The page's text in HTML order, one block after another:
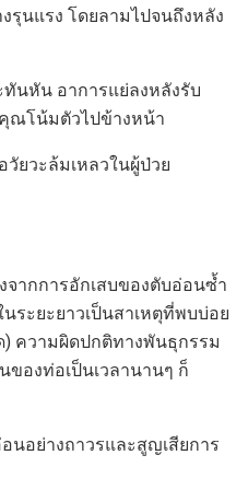
รุนแรง โดยลามไปจนถึงหลัง
นหัน อาการแย่ลงหลังรับ
ณโน้มตัวไปข้างหน้า
ยวะล้มเหลวในผู้ป่วย
จากการอักเสบของตับอ่อนซ้ำ
ระยะยาวเป็นสาเหตุที่พบบ่อย
ความผิดปกติทางพันธุกรรม
องท่อเป็นเวลานานๆ ก็
นอย่างถาวรและสูญเสียการ